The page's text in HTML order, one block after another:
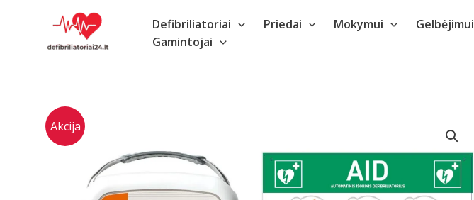
Defibriliatoriai Priedai Mokymui Gelbėjimui
Gamintojai
Akcija